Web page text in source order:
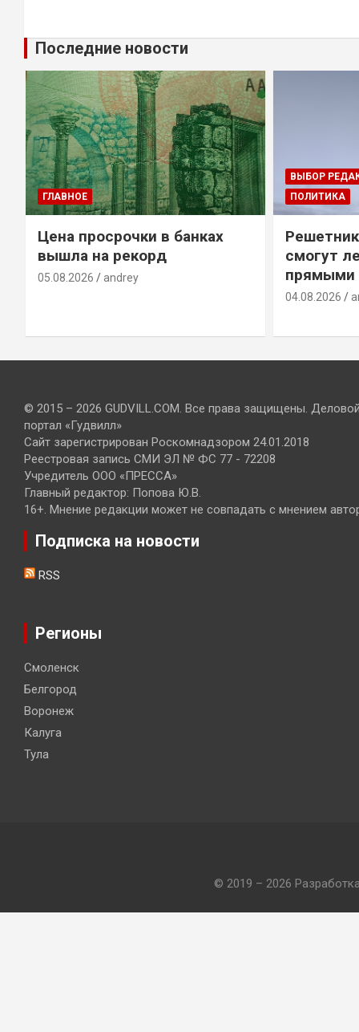
Последние новости
ГЛАВНОЕ
Цена просрочки в банках
вышла на рекорд
05.08.2026 andrey
ВЫБОР
ПОЛИТИКА
смогут
прямыми
04.08.2026
© 2015 – 2026 GUDVILL.COM. Все права защищены.
портал «Гудвилл»
Сайт зарегистрирован Роскомнадзором 24.01.2018
Реестровая запись СМИ ЭЛ № ФС 77 - 72208
Учредитель ООО «ПРЕССА»
Главный редактор: Попова Ю.В.
16+. Мнение редакции может не совпадать с мнением
Подписка на новости
RSS
Регионы
Смоленск
Белгород
Воронеж
Калуга
Тула
© 2019 – 2026